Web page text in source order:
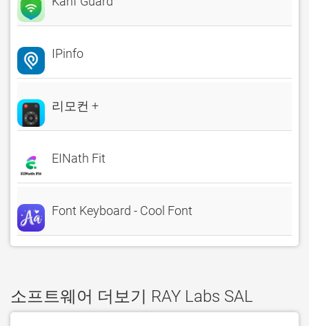
IPinfo
리모컨 +
EINath Fit
Font Keyboard - Cool Font
소프트웨어 더보기 RAY Labs SAL